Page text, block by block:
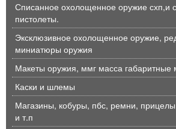
Списанное охолощенное оружие схп,и
пистолеты.
Эксклюзивное охолощенное оружие,
миниатюры оружия
Макеты оружия, ммг масса габаритные
Каски и шлемы
Магазины, кобуры, пбс, ремни,
и т.п